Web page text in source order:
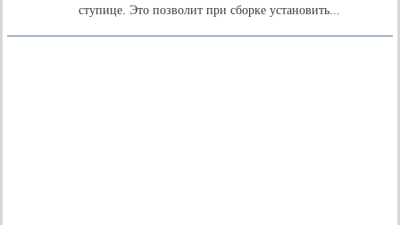
ступице. Это позволит при сборке установить...